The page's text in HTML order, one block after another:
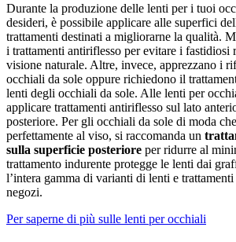
Durante la produzione delle lenti per i tuoi
desideri, è possibile applicare alle superfici
trattamenti destinati a migliorarne la qualità.
i trattamenti antiriflesso per evitare i fastidiosi
visione naturale. Altre, invece, apprezzano i
occhiali da sole oppure richiedono il
lenti degli occhiali da sole. Alle lenti per
applicare trattamenti antiriflesso sul lato
posteriore. Per gli occhiali da sole di moda
perfettamente al viso, si raccomanda un
sulla superficie posteriore per ridurre al
trattamento indurente protegge le lenti dai
l’intera gamma di varianti di lenti e
negozi.
Per saperne di più sulle lenti per occhiali